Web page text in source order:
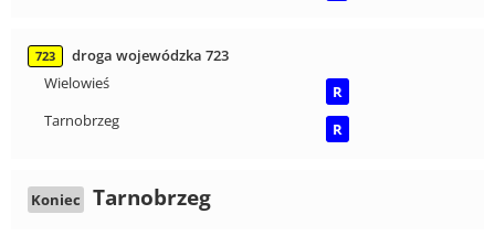
723
droga wojewódzka 723
Wielowieś
R
Tarnobrzeg
R
Koniec Tarnobrzeg